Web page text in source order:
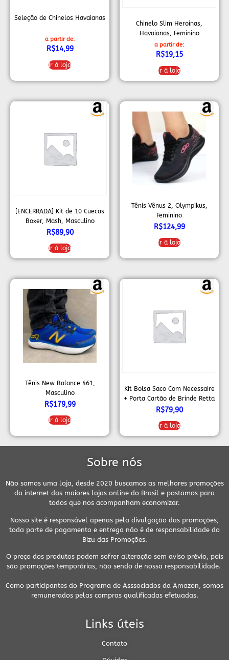
Seleção de Chinelos Havaianas
a partir de:
R$14,99
Ir à loja
Chinelo Slim Heroinas,
Havaianas, Feminino
a partir de:
R$19,15
Ir à loja
[ENCERRADA] Kit de 10 Cuecas
Boxer, Mash, Masculino
R$89,90
Ir à loja
Tênis Vênus 2, Olympikus,
Feminino
R$124,99
Ir à loja
Tênis New Balance 461,
Masculino
R$179,99
Ir à loja
Kit Bolsa Saco Com Necessaire
+ Porta Cartão de Brinde Retta
Verde Militar
R$79,90
Ir à loja
Sobre nós
Não somos uma loja, desde 2020 buscamos as melhores promoções
da internet das maiores lojas online do Brasil e postamos para
todos que nos acompanham economizar.
Nosso site é responsável apenas pela divulgação das promoções,
toda parte de pagamento e entrega não é de responsabilidade do
Bizu das Promoções.
O preço dos produtos podem sofrer alteração sem aviso prévio, pois
são promoções temporárias, não sendo de nossa responsabilidade.
Como participantes do Programa de Asssociados da Amazon, somos
remunerados pelas compras qualificadas efetuadas.
Links úteis
Contato